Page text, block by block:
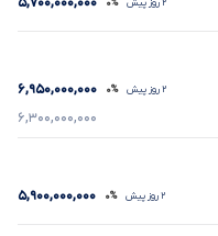
۲ روز پیش ۰% ۵,۷۰۰,۰۰۰,۰۰۰
۲ روز پیش ۰% ۶,۹۵۰,۰۰۰,۰۰۰
۶,۳۰۰,۰۰۰,۰۰۰
۲ روز پیش ۰% ۵,۹۰۰,۰۰۰,۰۰۰